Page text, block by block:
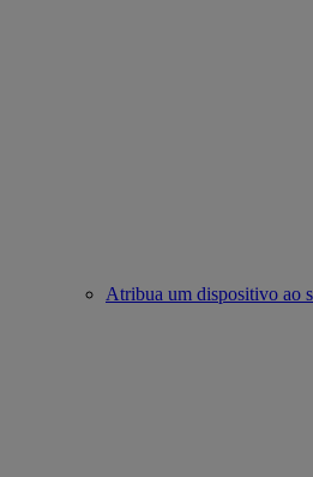
Atribua um dispositivo ao